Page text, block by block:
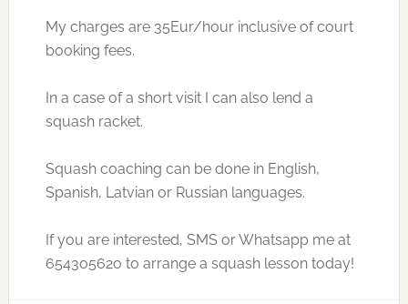
My charges are 35Eur/hour inclusive of court
booking fees.
In a case of a short visit I can also lend a
squash racket.
Squash coaching can be done in English,
Spanish, Latvian or Russian languages.
If you are interested, SMS or Whatsapp me at
6543o562o to arrange a squash lesson today!